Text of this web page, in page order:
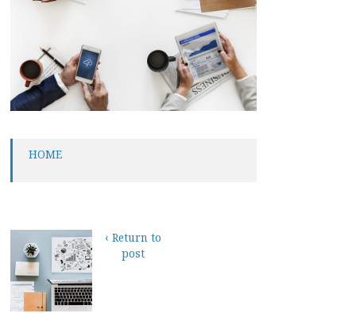
HOME
‹ Return to
post